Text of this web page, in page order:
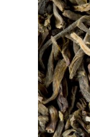
Coffrets
Conditions
Contactez-nous